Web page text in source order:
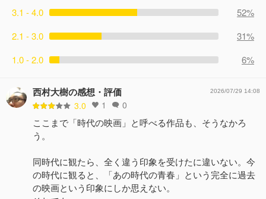
3.1 - 4.0
52%
2.1 - 3.0
31%
1.0 - 2.0
6%
西村大樹の感想・評価
3.0 1 0
2026/07/29 14:08
ここまで「時代の映画」と呼べる作品も、そうなかろ
う。
同時代に観たら、全く違う印象を受けたに違いない。今
の時代に観ると、「あの時代の青春」という完全に過去
の映画という印象にしか思えない。